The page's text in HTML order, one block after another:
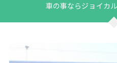
車の事ならジョイカ